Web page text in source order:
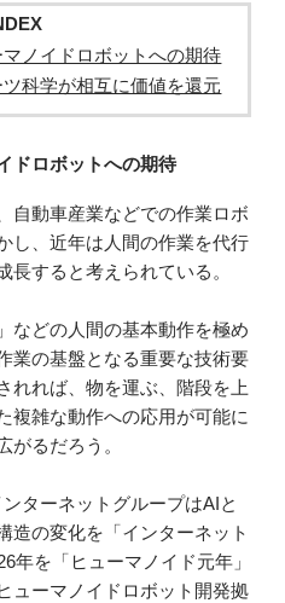
ノイドロボットへの期待
科学が相互に価値を還元
ドロボットへの期待
自動車産業などでの作業ロボ
し、近年は人間の作業を代行
すると考えられている。
などの人間の基本動作を極め
業の基盤となる重要な技術要
れれば、物を運ぶ、階段を上
複雑な動作への応用が可能に
がるだろう。
ターネットグループはAIと
造の変化を「インターネット
年を「ヒューマノイド元年」
ューマノイドロボット開発拠